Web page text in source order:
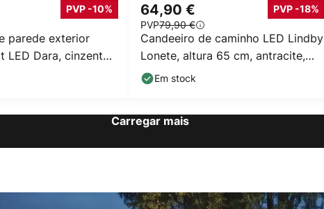
PVP -10%
parede exterior
LED Dara, cinzento,
64,90 €
PVP79,90 €
PVP -18%
Candeeiro de caminho LED Lindby
Lonete, altura 65 cm, antracite,
IP65Em stock
Carregar mais